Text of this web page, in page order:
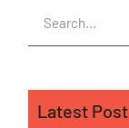
Latest Post